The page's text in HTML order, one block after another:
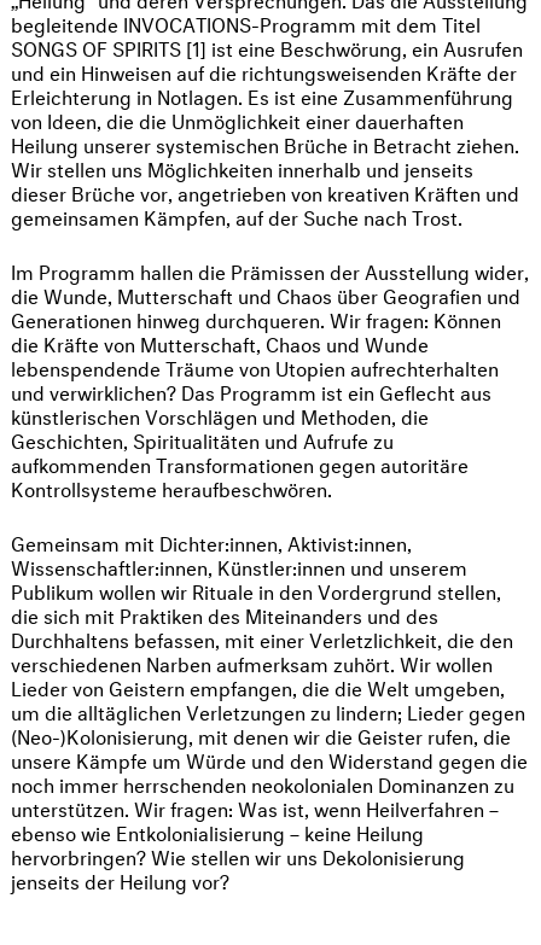
begleitende INVOCATIONS-Programm mit dem Titel
SONGS OF SPIRITS [1] ist eine Beschwörung, ein Ausrufen
und ein Hinweisen auf die richtungsweisenden Kräfte der
Erleichterung in Notlagen. Es ist eine Zusammenführung
von Ideen, die die Unmöglichkeit einer dauerhaften
Heilung unserer systemischen Brüche in Betracht ziehen.
Wir stellen uns Möglichkeiten innerhalb und jenseits
dieser Brüche vor, angetrieben von kreativen Kräften und
gemeinsamen Kämpfen, auf der Suche nach Trost.
Im Programm hallen die Prämissen der Ausstellung wider,
die Wunde, Mutterschaft und Chaos über Geografien und
Generationen hinweg durchqueren. Wir fragen: Können
die Kräfte von Mutterschaft, Chaos und Wunde
lebenspendende Träume von Utopien aufrechterhalten
und verwirklichen? Das Programm ist ein Geflecht aus
künstlerischen Vorschlägen und Methoden, die
Geschichten, Spiritualitäten und Aufrufe zu
aufkommenden Transformationen gegen autoritäre
Kontrollsysteme heraufbeschwören.
Gemeinsam mit Dichter:innen, Aktivist:innen,
Wissenschaftler:innen, Künstler:innen und unserem
Publikum wollen wir Rituale in den Vordergrund stellen,
die sich mit Praktiken des Miteinanders und des
Durchhaltens befassen, mit einer Verletzlichkeit, die den
verschiedenen Narben aufmerksam zuhört. Wir wollen
Lieder von Geistern empfangen, die die Welt umgeben,
um die alltäglichen Verletzungen zu lindern; Lieder gegen
(Neo-)Kolonisierung, mit denen wir die Geister rufen, die
unsere Kämpfe um Würde und den Widerstand gegen die
noch immer herrschenden neokolonialen Dominanzen zu
unterstützen. Wir fragen: Was ist, wenn Heilverfahren –
ebenso wie Entkolonialisierung – keine Heilung
hervorbringen? Wie stellen wir uns Dekolonisierung
jenseits der Heilung vor?